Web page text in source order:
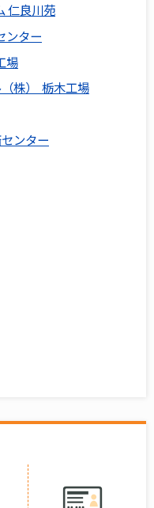
仁良川苑
ンター
場
株） 栃木工場
ンター